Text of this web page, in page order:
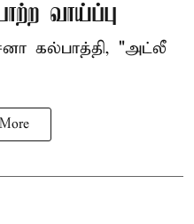
வாய்ப்பு
கல்பாத்தி, "அட்லீ